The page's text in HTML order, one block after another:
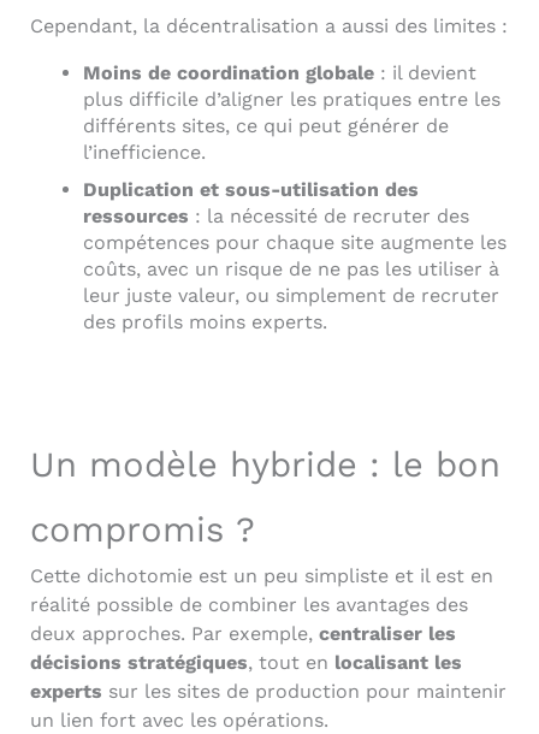
Cependant, la décentralisation a aussi des limites :
Moins de coordination globale: il devient
plus difficile d’aligner les pratiques entre les
différents sites, ce qui peut générer de
l’inefficience.
Duplication et sous-utilisation des
ressources : la nécessité de recruter des
compétences pour chaque site augmente les
coûts, avec un risque de ne pas les utiliser à
leur juste valeur, ou simplement de recruter
des profils moins experts.
Un modèle hybride : le bon
compromis ?
Cette dichotomie est un peu simpliste et il est en
réalité possible de combiner les avantages des
deux approches. Par exemple,centraliser les
décisions stratégiques, tout en localisant les
experts sur les sites de production pour maintenir
un lien fort avec les opérations.